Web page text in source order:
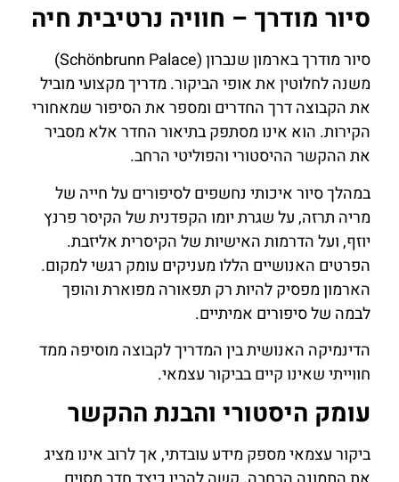
סיור מודרך – חוויה נרטיבית חיה
סיור מודרך בארמון שנברון (Schönbrunn Palace)
משנה לחלוטין את אופי הביקור. מדריך מקצועי מוביל
את הקבוצה דרך החדרים ומספר את הסיפור שמאחורי
הקירות. הוא אינו מסתפק בתיאור החדר אלא מסביר
את ההקשר ההיסטורי והפוליטי הרחב.
במהלך סיור איכותי נחשפים לסיפורים על חייה של
מריה תרזה, על שגרת יומו הקפדנית של הקיסר פרנץ
יוזף, ועל הדרמות האישיות של הקיסרית אליזבת.
הפרטים האנושיים הללו מעניקים עומק רגשי למקום.
הארמון מפסיק להיות רק תפאורה מפוארת והופך
לבמה של סיפורים אמיתיים.
הדינמיקה האנושית בין המדריך לקבוצה מוסיפה ממד
חווייתי שאינו קיים בביקור עצמאי.
עומק היסטורי והבנת ההקשר
ביקור עצמאי מספק מידע עובדתי, אך לרוב אינו מציג